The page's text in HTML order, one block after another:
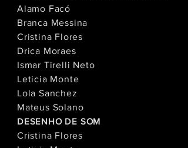
Alamo Facó
Branca Messina
Cristina Flores
Drica Moraes
Ismar Tirelli Neto
Leticia Monte
Lola Sanchez
Mateus Solano
DESENHO DE SOM
Cristina Flores